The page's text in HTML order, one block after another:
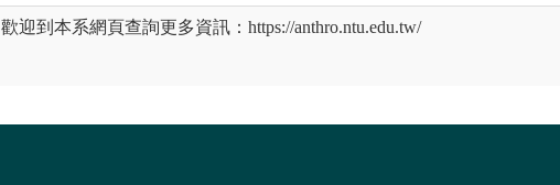
歡迎到本系網頁查詢更多資訊：https://anthro.ntu.edu.tw/